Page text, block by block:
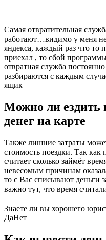
Самая отвратительная
работают…видимо у меня
яндекса, каждый раз что то
приехал , то сбой
отвратная служба
разбираются с каждым
ящик
Можно ли ездить
денег на карте
Также лишние затраты
стоимость поездки. Так
считает сколько займёт
невесомым причинам
то с Вас списывают деньги
важно тут, что время
Знаете ли вы хорошего
ДаНет